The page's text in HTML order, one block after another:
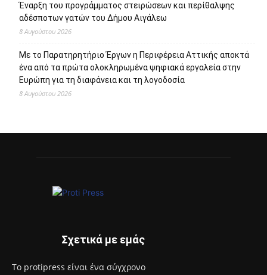
Έναρξη του προγράμματος στειρώσεων και περίθαλψης
αδέσποτων γατών του Δήμου Αιγάλεω
8 Αυγούστου 2026
Με το Παρατηρητήριο Έργων η Περιφέρεια Αττικής αποκτά
ένα από τα πρώτα ολοκληρωμένα ψηφιακά εργαλεία στην
Ευρώπη για τη διαφάνεια και τη λογοδοσία
8 Αυγούστου 2026
Σχετικά με εμάς
Το protipress είναι ένα σύγχρονο